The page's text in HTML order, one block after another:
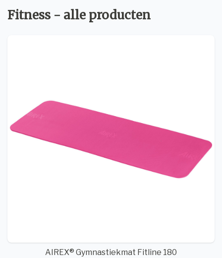
Fitness - alle producten
AIREX® Gymnastiekmat Fitline 180